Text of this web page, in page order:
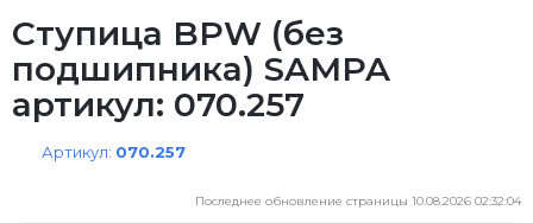
Ступица BPW (без
подшипника) SAMPA
артикул: 070.257
Артикул: 070.257
Последнее обновление страницы 10.08.2026 02:32:04